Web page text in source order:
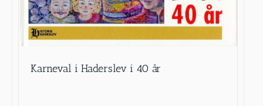
Karneval i Haderslev i 40 år